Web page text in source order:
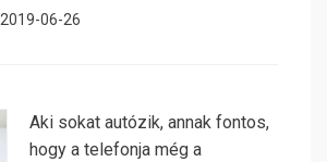
2019-06-26
Aki sokat autózik, annak fontos,
hogy a telefonja még a